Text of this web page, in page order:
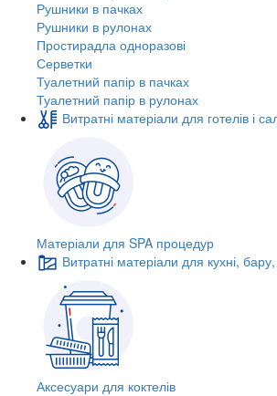
Рушники в пачках
Рушники в рулонах
Простирадла одноразові
Серветки
Туалетний папір в пачках
Туалетний папір в рулонах
Витратні матеріали для готелів і
Матеріали для SPA процедур
Витратні матеріали для кухні,
Аксесуари для коктелів